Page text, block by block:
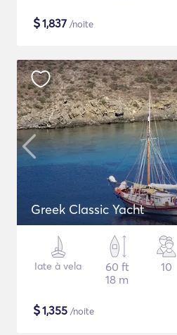
$1,837 /noite
Greek Classic Yacht
Iate à vela
60 ft
18 m
10
$1,355 /noite